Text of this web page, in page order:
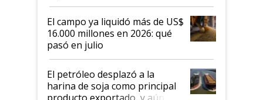
El campo ya liquidó más de US$
16.000 millones en 2026: qué
pasó en julio
El petróleo desplazó a la
harina de soja como principal